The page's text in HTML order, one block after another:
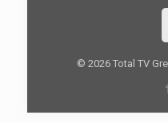
© 2026 Total TV